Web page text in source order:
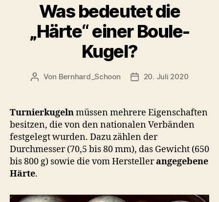
Was bedeutet die
„Härte“ einer Boule-
Kugel?
Beitragsautor
Von Bernhard_Schoon Veröffentlichungsdatum
20. Juli 2020
Turnierkugelnmüssen mehrere Eigenschaften
besitzen, die von den nationalen Verbänden
festgelegt wurden. Dazu zählen der
Durchmesser (70,5 bis 80 mm), das Gewicht (650
bis 800 g) sowie die vom Herstellerangegebene
Härte.